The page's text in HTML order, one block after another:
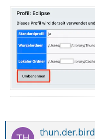
thun.der.bird